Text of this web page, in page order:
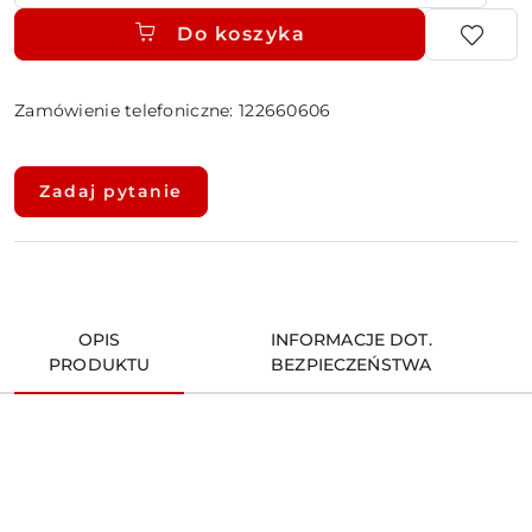
Do koszyka
Zamówienie telefoniczne: 122660606
Dostępność
dostawa
Zadaj pytanie
OPIS
PRODUKTU
INFORMACJE DOT.
BEZPIECZEŃSTWA